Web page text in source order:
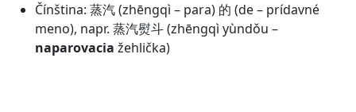
Čínština: 蒸汽 (zhēngqì – para) 的 (de – prídavné
meno), napr. 蒸汽熨斗 (zhēngqì yùndǒu –
naparovacia žehlička)